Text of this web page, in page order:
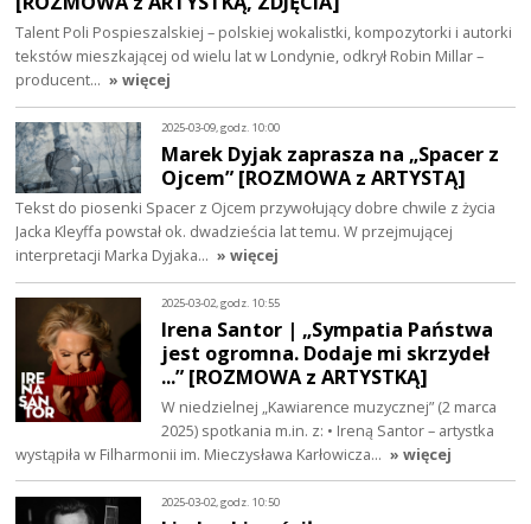
Talent Poli Pospieszalskiej – polskiej wokalistki, kompozytorki i autorki
tekstów mieszkającej od wielu lat w Londynie, odkrył Robin Millar –
producent… » więcej
2025-03-09, godz. 10:00
Marek Dyjak zaprasza na „Spacer z
Ojcem” [ROZMOWA z ARTYSTĄ]
Tekst do piosenki Spacer z Ojcem przywołujący dobre chwile z życia
Jacka Kleyffa powstał ok. dwadzieścia lat temu. W przejmującej
interpretacji Marka Dyjaka… » więcej
2025-03-02, godz. 10:55
Irena Santor | „Sympatia Państwa
jest ogromna. Dodaje mi skrzydeł
...” [ROZMOWA z ARTYSTKĄ]
W niedzielnej „Kawiarence muzycznej” (2 marca
2025) spotkania m.in. z: • Ireną Santor – artystka
wystąpiła w Filharmonii im. Mieczysława Karłowicza… » więcej
2025-03-02, godz. 10:50